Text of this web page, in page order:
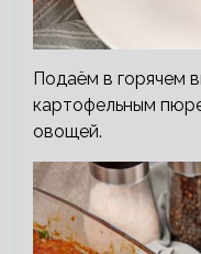
Подаём в горячем
картофельным
овощей.